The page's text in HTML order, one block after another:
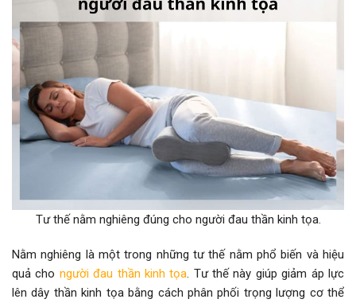
Tư thế nằm nghiêng đúng cho người đau thần kinh tọa.
Nằm nghiêng là một trong những tư thế nằm phổ biến và hiệu
quả cho người đau thần kinh tọa. Tư thế này giúp giảm áp lực
lên dây thần kinh tọa bằng cách phân phối trọng lượng cơ thể